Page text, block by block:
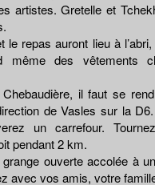
artistes. Gretelle et
le repas auront lieu à
même des vêtements
il faut se
de Vasles sur la
un carrefour.
pendant 2 km.
ouverte accolée à
avec vos amis, votre